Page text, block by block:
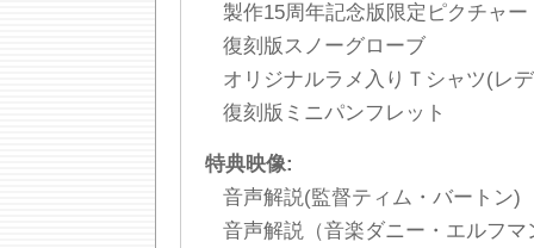
製作15周年記念版限定ピクチャ
復刻版スノーグローブ
オリジナルラメ入りＴシャツ(レ
復刻版ミニパンフレット
特典映像:
音声解説(監督ティム・バートン)
音声解説（音楽ダニー・エルフマ